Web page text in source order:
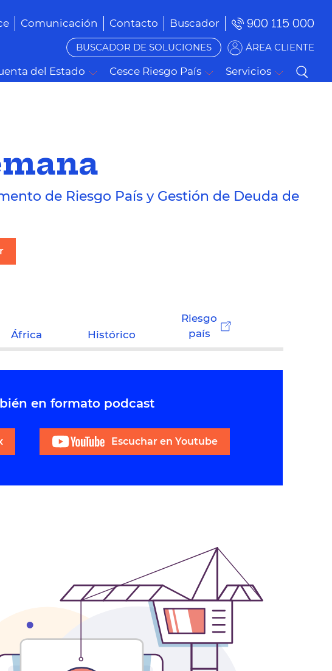
Comunicación Contacto Buscador 900 115 000
BUSCADOR DE SOLUCIONES ÁREA CLIENTE
del Estado Cesce Riesgo País Servicios
de Riesgo País y Gestión de Deuda de
África Histórico
Riesgo
país
en formato podcast
Escuchar en Youtube